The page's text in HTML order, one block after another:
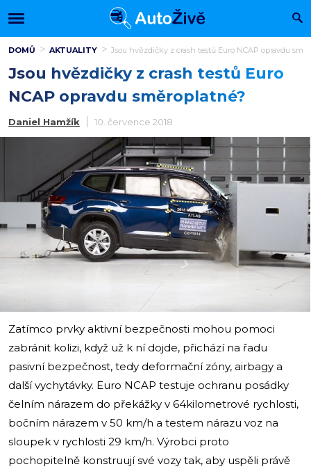
DOMŮ AKTUALITY Jsou hvězdičky z crash testů Euro NCAP opravdu
Jsou hvězdičky z crash testů Euro
NCAP opravdu směroplatné?
Daniel Hamžík 10. července 2018
Zatímco prvky aktivní bezpečnosti mohou pomoci
zabránit kolizi, když už k ní dojde, přichází na řadu
pasivní bezpečnost, tedy deformační zóny, airbagy a
další vychytávky. Euro NCAP testuje ochranu posádky
čelním nárazem do překážky v 64kilometrové rychlosti,
bočním nárazem v 50 km/h a testem nárazu voz na
sloupek v rychlosti 29 km/h. Výrobci proto
pochopitelně konstruují své vozy tak, aby uspěli právě